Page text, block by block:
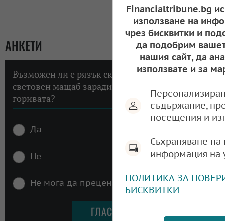
АНКЕТИ
Възможен ли е рязък скок на инфлацията в
световен мащаб заради високите цени на
горивата?
Да
Не
Не мога да преценя
Financialtribune.bg
използване на
чрез бисквитки и
да подобрим
нашия сайт, да
използвате и за
съдържание,
посещения и
Съхраняване
информация на
ПОЛИТИКА ЗА
БИСКВИТКИ